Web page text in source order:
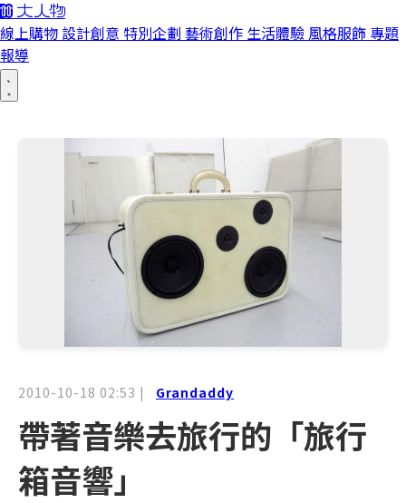
線上購物 設計創意 特別企劃 藝術創作 生活體驗 風格服飾 專題
報導
2010-10-18 02:53 | Grandaddy
帶著音樂去旅行的「旅行
箱音響」